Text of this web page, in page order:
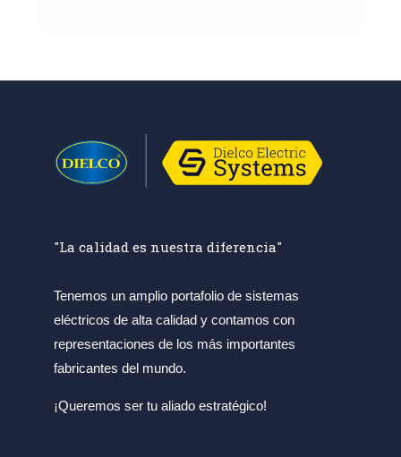
"La calidad es nuestra diferencia"
Tenemos un amplio portafolio de sistemas
eléctricos de alta calidad y contamos con
representaciones de los más importantes
fabricantes del mundo.
¡Queremos ser tu aliado estratégico!